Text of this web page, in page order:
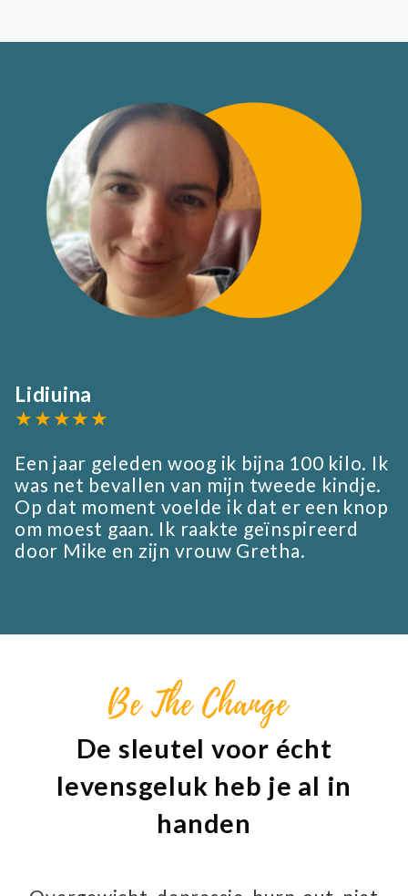
Lidiuina
★★★★★
Een jaar geleden woog ik bijna 100 kilo. Ik
was net bevallen van mijn tweede kindje.
Op dat moment voelde ik dat er een knop
om moest gaan. Ik raakte geïnspireerd
door Mike en zijn vrouw Gretha.
Be The Change
De sleutel voor écht
levensgeluk heb je al in
handen